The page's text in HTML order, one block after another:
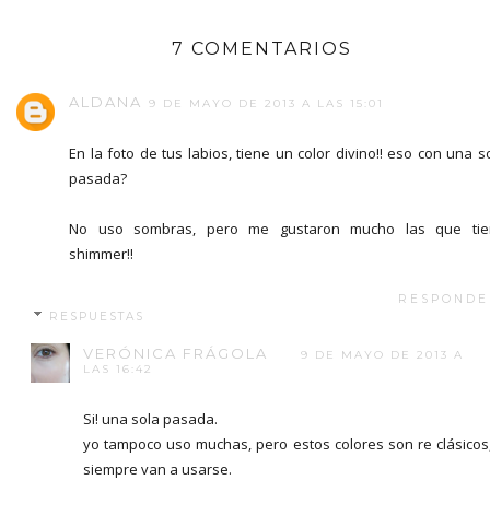
7 COMENTARIOS
ALDANA 9 DE MAYO DE 2013 A LAS 15:01
En la foto de tus labios, tiene un color divino!! eso con una
pasada?
No uso sombras, pero me gustaron mucho las que
shimmer!!
RESPUESTAS
VERÓNICA FRÁGOLA
9 DE MAYO DE 2013 A
LAS 16:42
Si! una sola pasada.
yo tampoco uso muchas, pero estos colores son re
siempre van a usarse.